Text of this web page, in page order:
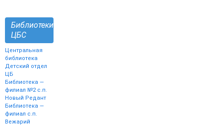
Библиотеки
ЦБС
Центральная
библиотека
Детский отдел
ЦБ
Библиотека —
филиал №2 с.п.
Новый Редант
Библиотека —
филиал с.п.
Вежарий